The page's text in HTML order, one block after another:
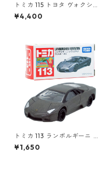
トミカ 115 トヨタ ヴォクシー
（初回特別仕様）#10801764
¥4,400
トミカ 113 ランボルギーニ レ
ヴェントン #10359791
¥1,650